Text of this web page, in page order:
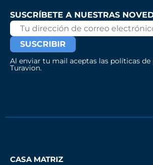
SUSCRÍBETE A NUESTRAS
Al enviar tu mail aceptas las políticas de
Turavion.
CASA MATRIZ